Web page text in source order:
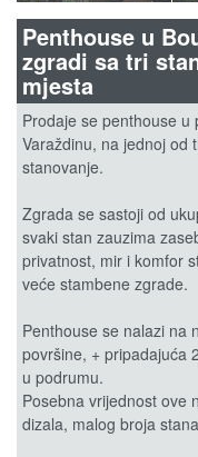
Penthouse u
zgradi sa tri
mjesta
Prodaje se penthouse u
Varaždinu, na jednoj od
stanovanje.
Zgrada se sastoji od
svaki stan zauzima
privatnost, mir i komfor
veće stambene zgrade.
Penthouse se nalazi na
površine, + pripadajuća
u podrumu.
Posebna vrijednost ove
dizala, malog broja